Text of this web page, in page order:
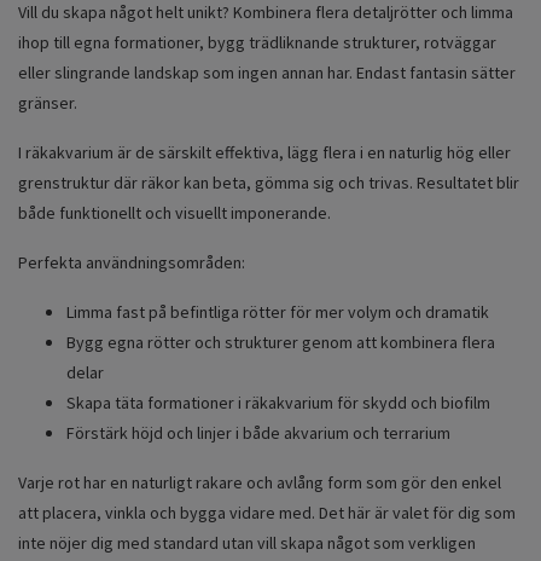
Vill du skapa något helt unikt? Kombinera flera detaljrötter och limma
ihop till egna formationer, bygg trädliknande strukturer, rotväggar
eller slingrande landskap som ingen annan har. Endast fantasin sätter
gränser.
I räkakvarium är de särskilt effektiva, lägg flera i en naturlig hög eller
grenstruktur där räkor kan beta, gömma sig och trivas. Resultatet blir
både funktionellt och visuellt imponerande.
Perfekta användningsområden:
Limma fast på befintliga rötter för mer volym och dramatik
Bygg egna rötter och strukturer genom att kombinera flera
delar
Skapa täta formationer i räkakvarium för skydd och biofilm
Förstärk höjd och linjer i både akvarium och terrarium
Varje rot har en naturligt rakare och avlång form som gör den enkel
att placera, vinkla och bygga vidare med. Det här är valet för dig som
inte nöjer dig med standard utan vill skapa något som verkligen